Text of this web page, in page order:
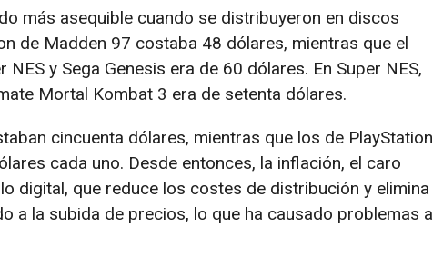
más asequible cuando se distribuyeron en discos
de Madden 97 costaba 48 dólares, mientras que el
y Sega Genesis era de 60 dólares. En Super NES,
Mortal Kombat 3 era de setenta dólares.
cincuenta dólares, mientras que los de PlayStation
cada uno. Desde entonces, la inflación, el caro
digital, que reduce los costes de distribución y elimina
a la subida de precios, lo que ha causado problemas a